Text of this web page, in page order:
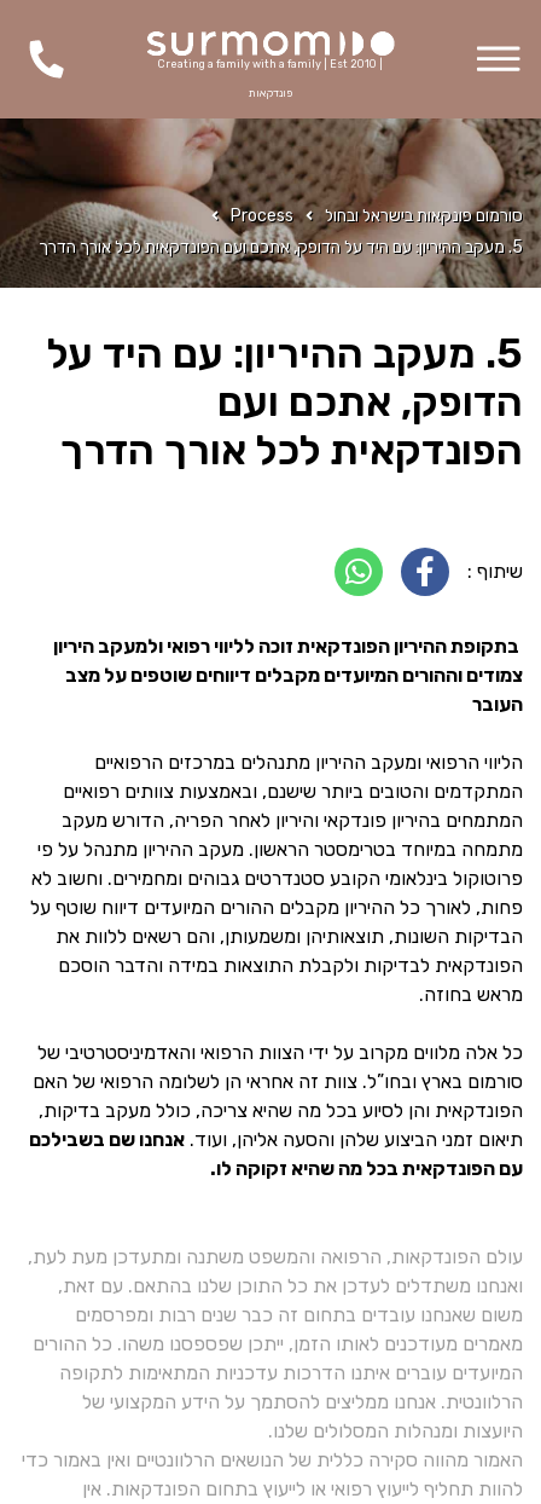
Creating a family with a family | Est 2010 |
פונדקאות
סורמום פונקאות בישראל ובחול
Process
5. מעקב ההיריון: עם היד על הדופק, אתכם ועם הפונדקאית לכל אורך הדרך
5. מעקב ההיריון: עם היד על
הדופק, אתכם ועם
הפונדקאית לכל אורך הדרך
שיתוף :
בתקופת ההיריון הפונדקאית זוכה לליווי רפואי ולמעקב היריון
צמודים וההורים המיועדים מקבלים דיווחים שוטפים על מצב
העובר
הליווי הרפואי ומעקב ההיריון מתנהלים במרכזים הרפואיים
המתקדמים והטובים ביותר שישנם, ובאמצעות צוותים רפואיים
המתמחים בהיריון פונדקאי והיריון לאחר הפריה, הדורש מעקב
מתמחה במיוחד בטרימסטר הראשון. מעקב ההיריון מתנהל על פי
פרוטוקול בינלאומי הקובע סטנדרטים גבוהים ומחמירים. וחשוב לא
פחות, לאורך כל ההיריון מקבלים ההורים המיועדים דיווח שוטף על
הבדיקות השונות, תוצאותיהן ומשמעותן, והם רשאים ללוות את
הפונדקאית לבדיקות ולקבלת התוצאות במידה והדבר הוסכם
מראש בחוזה.
כל אלה מלווים מקרוב על ידי הצוות הרפואי והאדמיניסטרטיבי של
סורמום בארץ ובחו”ל. צוות זה אחראי הן לשלומה הרפואי של האם
הפונדקאית והן לסיוע בכל מה שהיא צריכה, כולל מעקב בדיקות,
תיאום זמני הביצוע שלהן והסעה אליהן, ועוד. אנחנו שם בשבילכם
עם הפונדקאית בכל מה שהיא זקוקה לו.
עולם הפונדקאות, הרפואה והמשפט משתנה ומתעדכן מעת לעת,
ואנחנו משתדלים לעדכן את כל התוכן שלנו בהתאם. עם זאת,
משום שאנחנו עובדים בתחום זה כבר שנים רבות ומפרסמים
מאמרים מעודכנים לאותו הזמן, ייתכן שפספסנו משהו. כל ההורים
המיועדים עוברים איתנו הדרכות עדכניות המתאימות לתקופה
הרלוונטית. אנחנו ממליצים להסתמך על הידע המקצועי של
היועצות ומנהלות המסלולים שלנו.
האמור מהווה סקירה כללית של הנושאים הרלוונטיים ואין באמור כדי
להוות תחליף לייעוץ רפואי או לייעוץ בתחום הפונדקאות. אין